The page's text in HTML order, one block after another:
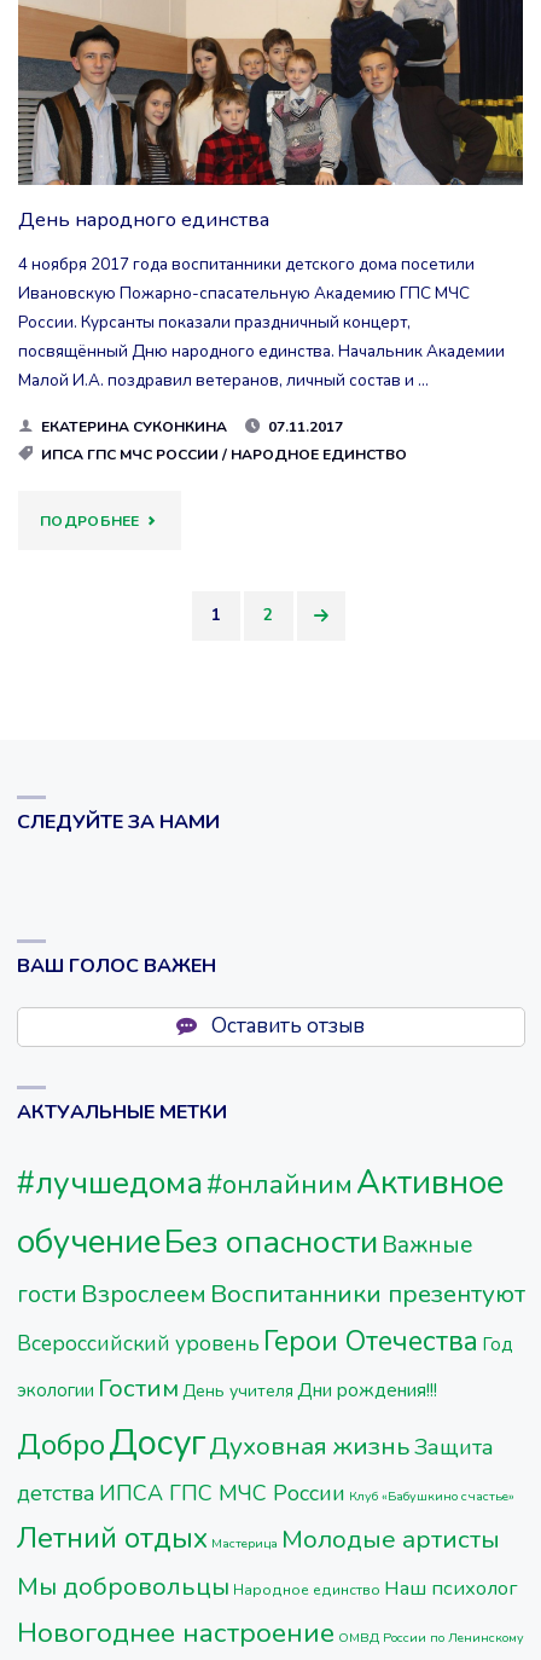
ЗАБЫТ,
НИЧТО
День народного единства
4 ноября 2017 года воспитанники детского дома посетили
Ивановскую Пожарно-спасательную Академию ГПС МЧС
России. Курсанты показали праздничный концерт,
посвящённый Дню народного единства. Начальник Академии
Малой И.А. поздравил ветеранов, личный состав и …
ЕКАТЕРИНА СУКОНКИНА
07.11.2017
ИПСА ГПС МЧС РОССИИ / НАРОДНОЕ ЕДИНСТВО
ПОДРОБНЕЕ"ДЕНЬ
ЕДИНСТВА"
1 2
СЛЕДУЙТЕ ЗА НАМИ
ВАШ ГОЛОС ВАЖЕН
Оставить отзыв
АКТУАЛЬНЫЕ МЕТКИ
#лучшедома#онлайнимАктивное
обучениеБез опасности Важные
гости Взрослеем Воспитанники презентуют
Всероссийский уровень Герои Отечества Год
экологии Гостим День учителя Дни рождения!!!
ДоброДосугДуховная жизньЗащита
детства ИПСА ГПС МЧС России Клуб «Бабушкино счастье»
Летний отдых Мастерица Молодые артисты
Мы добровольцы Народное единство Наш психолог
Новогоднее настроение ОМВД России по Ленинскому